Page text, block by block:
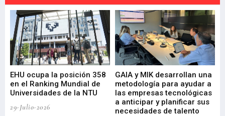
EHU ocupa la posición 358
en el Ranking Mundial de
Universidades de la NTU
29-Julio-2026
GAIA y MIK desarrollan una
metodología para ayudar a
las empresas tecnológicas
a anticipar y planificar sus
necesidades de talento